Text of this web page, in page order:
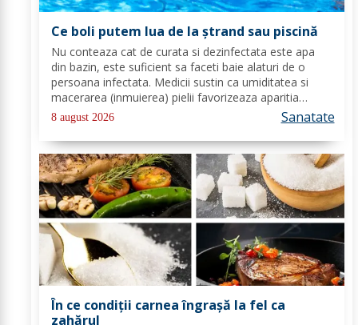
Ce boli putem lua de la ștrand sau piscină
Nu conteaza cat de curata si dezinfectata este apa
din bazin, este suficient sa faceti baie alaturi de o
persoana infectata. Medicii sustin ca umiditatea si
macerarea (inmuierea) pielii favorizeaza aparitia
infectiilor micotice, care prin apa se transmit mult mai
usor. Cel mai intalnit tip de...
8 august 2026 Sanatate
În ce condiții carnea îngrașă la fel ca
zahărul